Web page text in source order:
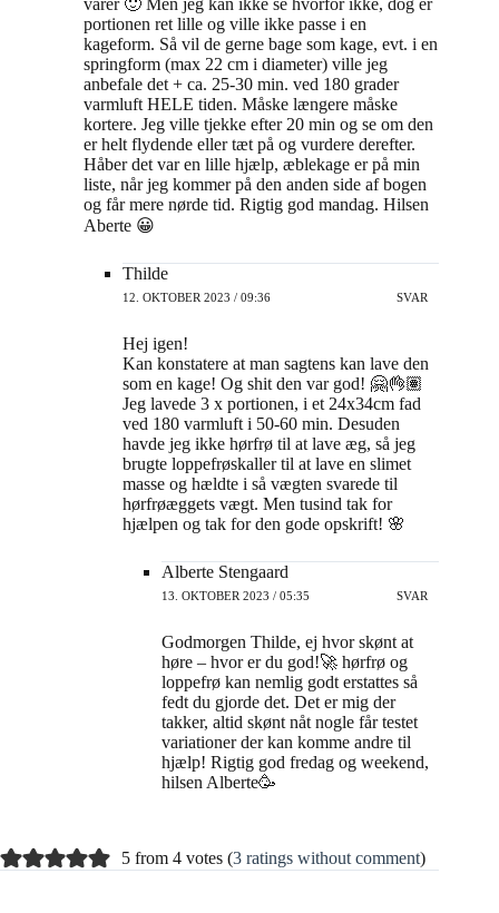
varer 🙂 Men jeg kan ikke se hvorfor ikke, dog er
portionen ret lille og ville ikke passe i en
kageform. Så vil de gerne bage som kage, evt. i en
springform (max 22 cm i diameter) ville jeg
anbefale det + ca. 25-30 min. ved 180 grader
varmluft HELE tiden. Måske længere måske
kortere. Jeg ville tjekke efter 20 min og se om den
er helt flydende eller tæt på og vurdere derefter.
Håber det var en lille hjælp, æblekage er på min
liste, når jeg kommer på den anden side af bogen
og får mere nørde tid. Rigtig god mandag. Hilsen
Aberte 😀
Thilde
12. OKTOBER 2023 / 09:36 SVAR
Hej igen!
Kan konstatere at man sagtens kan lave den
som en kage! Og shit den var god! 🤗👌🏽
Jeg lavede 3 x portionen, i et 24x34cm fad
ved 180 varmluft i 50-60 min. Desuden
havde jeg ikke hørfrø til at lave æg, så jeg
brugte loppefrøskaller til at lave en slimet
masse og hældte i så vægten svarede til
hørfrøæggets vægt. Men tusind tak for
hjælpen og tak for den gode opskrift! 🌸
Alberte Stengaard
13. OKTOBER 2023 / 05:35 SVAR
Godmorgen Thilde, ej hvor skønt at
høre – hvor er du god!🚀 hørfrø og
loppefrø kan nemlig godt erstattes så
fedt du gjorde det. Det er mig der
takker, altid skønt nåt nogle får testet
variationer der kan komme andre til
hjælp! Rigtig god fredag og weekend,
hilsen Alberte🥳
5 from 4 votes (3 ratings without comment)